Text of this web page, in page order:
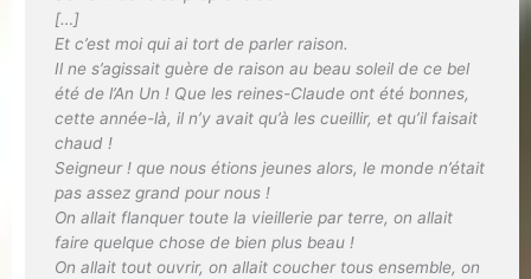
[…]
Et c’est moi qui ai tort de parler raison.
Il ne s’agissait guère de raison au beau soleil de ce bel
été de l’An Un ! Que les reines-Claude ont été bonnes,
cette année-là, il n’y avait qu’à les cueillir, et qu’il faisait
chaud !
Seigneur ! que nous étions jeunes alors, le monde n’était
pas assez grand pour nous !
On allait flanquer toute la vieillerie par terre, on allait
faire quelque chose de bien plus beau !
On allait tout ouvrir, on allait coucher tous ensemble, on